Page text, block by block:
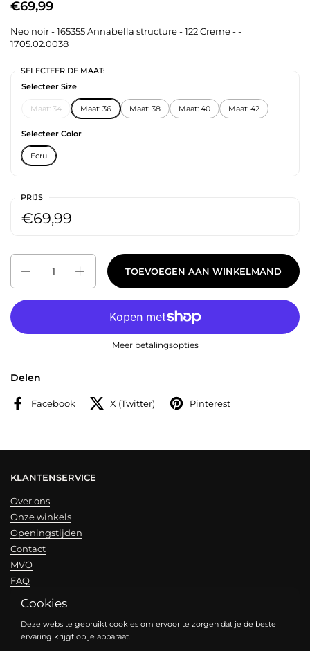
€69,99
Neo noir - 165355 Annabella structure - 122 Creme - -
1705.02.0038
SELECTEER DE MAAT:
Selecteer Size
Maat: 34 Maat: 36 Maat: 38 Maat: 40 Maat: 42
Selecteer Color
Ecru
PRIJS
€69,99
TOEVOEGEN AAN WINKELMAND
Meer betalingsopties
Delen
Facebook X (Twitter) Pinterest
KLANTENSERVICE
Over ons
Onze winkels
Openingstijden
Contact
MVO
FAQ
Cookies
Deze website gebruikt cookies om ervoor te zorgen dat je de beste
ervaring krijgt op je apparaat.